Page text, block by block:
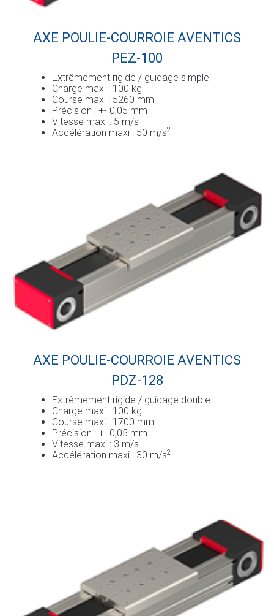
AXE POULIE-COURROIE AVENTICS
PEZ-100
Extrêmement rigide / guidage simple
Charge maxi : 100 kg
Course maxi : 5260 mm
Précision : +- 0,05 mm
Vitesse maxi : 5 m/s
Accélération maxi : 50 m/s2
AXE POULIE-COURROIE AVENTICS
PDZ-128
Extrêmement rigide / guidage double
Charge maxi : 100 kg
Course maxi : 1700 mm
Précision : +- 0,05 mm
Vitesse maxi : 3 m/s
Accélération maxi : 30 m/s2